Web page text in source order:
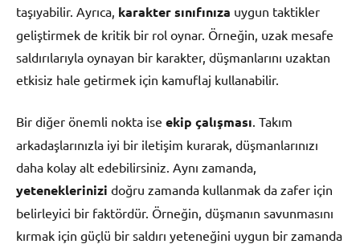
taşıyabilir. Ayrıca, karakter sınıfınıza uygun taktikler
geliştirmek de kritik bir rol oynar. Örneğin, uzak mesafe
saldırılarıyla oynayan bir karakter, düşmanlarını uzaktan
etkisiz hale getirmek için kamuflaj kullanabilir.
Bir diğer önemli nokta ise ekip çalışması . Takım
arkadaşlarınızla iyi bir iletişim kurarak, düşmanlarınızı
daha kolay alt edebilirsiniz. Aynı zamanda,
yeteneklerinizi doğru zamanda kullanmak da zafer için
belirleyici bir faktördür. Örneğin, düşmanın savunmasını
kırmak için güçlü bir saldırı yeteneğini uygun bir zamanda